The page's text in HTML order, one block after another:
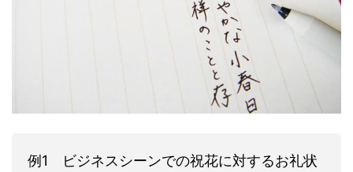
例1 ビジネスシーンでの祝花に対するお礼状